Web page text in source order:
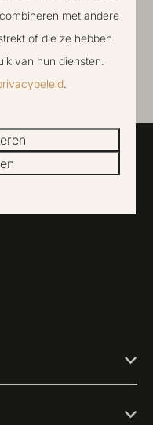
met andere
of die ze hebben
van hun diensten.
.